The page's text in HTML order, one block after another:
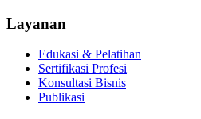
Layanan
Edukasi & Pelatihan
Sertifikasi Profesi
Konsultasi Bisnis
Publikasi